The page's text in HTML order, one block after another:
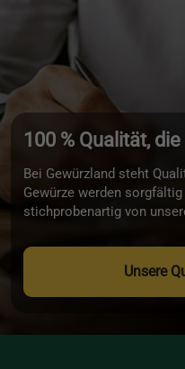
100 % Qualität,
Bei Gewürzland steht
Gewürze werden
stichprobenartig von
Unsere